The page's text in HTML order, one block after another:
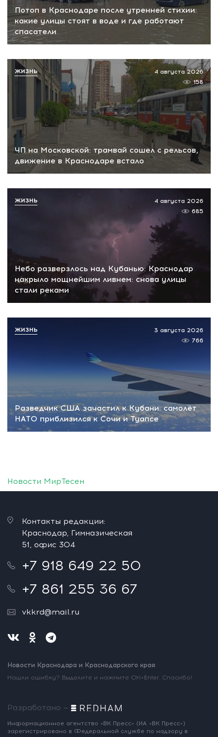
Потоп в Краснодаре после утренней стихии:
какие улицы стоят в воде и где работают
спасатели
ЧП на Московской: трамвай сошел с рельсов,
движение в Краснодаре встало
4 августа 2026
158
ЖИЗНЬ
Небо разверзлось над Кубанью: Краснодар
накрыло мощнейшим ливнем: снова улицы
стали реками
4 августа 2026
685
ЖИЗНЬ
Разведчик США зачастил к Кубани: самолёт
НАТО приблизился к Сочи и Туапсе
3 августа 2026
766
ЖИЗНЬ
Новости МирТесен
Контакты редакции:
Краснодар, Гимназическая
51, офис 304
+7 918 649 22 50
+7 861 255 36 67
vkkrd@mail.ru
Новости Краснодара и Краснодарского края
Нашли ошибку? Выделите и нажмите Ctrl+Enter. Спасибо!
Разработано —
Информационное агентство «ВК Пресс» (ИА «ВК Пресс»)
зарегистрировано в Федеральной службе по надзору в